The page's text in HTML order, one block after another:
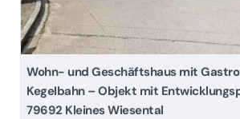
Wohn- und Geschäftshaus mit
Kegelbahn – Objekt mit
79692 Kleines Wiesental